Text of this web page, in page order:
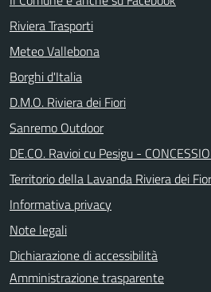
Riviera Trasporti
Meteo Vallebona
Borghi d'Italia
D.M.O. Riviera dei Fiori
Sanremo Outdoor
DE.CO. Ravioi cu Pesigu -
Territorio della Lavanda Riviera dei
Informativa privacy
Note legali
Dichiarazione di accessibilità
Amministrazione trasparente